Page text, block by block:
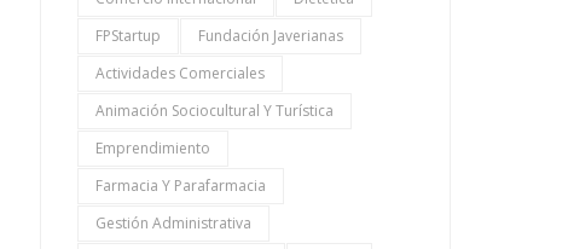
FPStartup
Fundación Javerianas
Actividades Comerciales
Animación Sociocultural Y Turística
Emprendimiento
Farmacia Y Parafarmacia
Gestión Administrativa